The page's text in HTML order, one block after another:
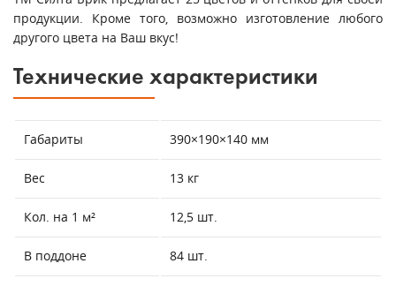
продукции. Кроме того, возможно изготовление любого
другого цвета на Ваш вкус!
Технические характеристики
Габариты 390×190×140 мм
Вес 13 кг
Кол. на 1 м² 12,5 шт.
В поддоне 84 шт.